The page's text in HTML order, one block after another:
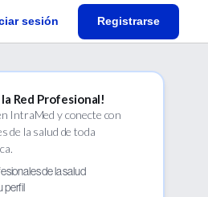
sesión Registrarse
la Red Profesional!
IntraMed y conecte con
de la salud de toda
de la salud
perfil